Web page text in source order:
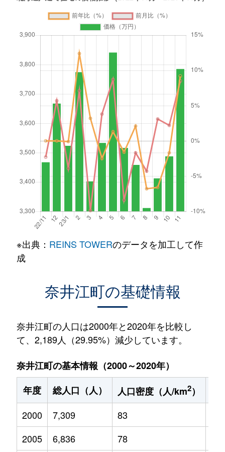
※出典： REINS TOWERのデータを加工して作
成
奈井江町の基礎情報
奈井江町の人口は2000年と2020年を比較し
て、2,189人（29.95%）減少しています。
奈井江町の基本情報（2000～2020年）
年度
総人口（人） 人口密度（人/km2）
2000
7,309 83
2005
6,836 78